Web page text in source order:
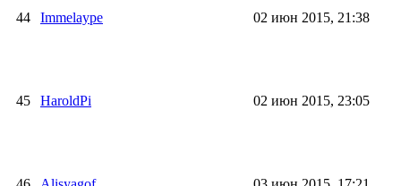
44 Immelaype 02 июн 2015, 21:38
45 HaroldPi 02 июн 2015, 23:05